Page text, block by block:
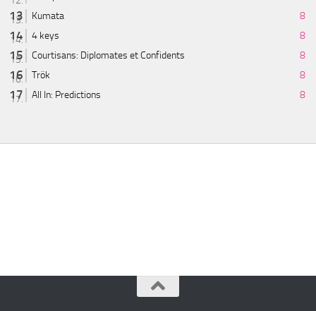
Kumata
8
4 keys
8
Courtisans: Diplomates et Confidents
8
Trök
8
All In: Predictions
8